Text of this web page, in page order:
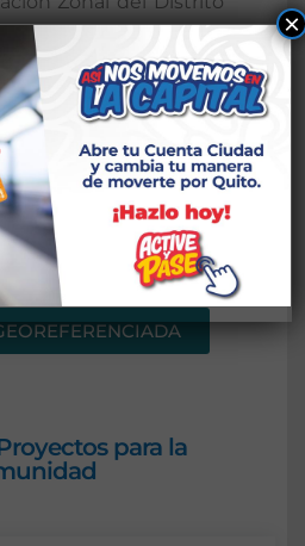
Objetivo
Enfoque
para la
×